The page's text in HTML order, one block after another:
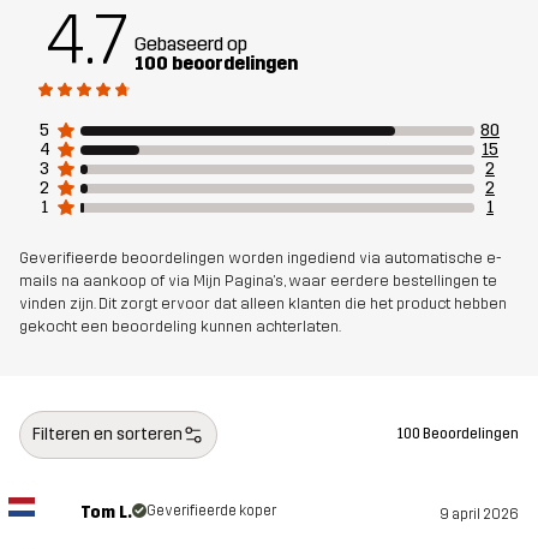
Pasvorm
Materiál 1
Elastaan
Gewicht 379g in maat Medium
Ontworpen
voor
ALLROUND
4.7 Gebaseerd op
100 beoordelingen
5
80
4
15
3
2
2
2
1
1
Geverifieerde beoordelingen worden ingediend via automatische e-
mails na aankoop of via Mijn Pagina's, waar eerdere bestellingen te
vinden zijn. Dit zorgt ervoor dat alleen klanten die het product hebben
gekocht een beoordeling kunnen achterlaten.
Filteren en sorteren 100 Beoordelingen
Tom L. Geverifieerde koper 9 april 2026